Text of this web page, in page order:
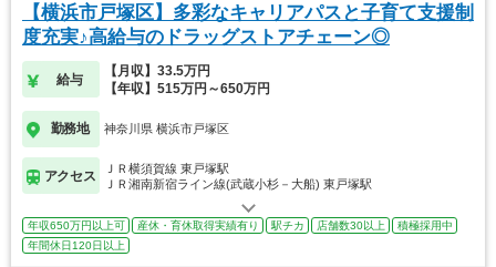
【横浜市戸塚区】多彩なキャリアパスと子育て支援制
度充実♪高給与のドラッグストアチェーン◎
給与
【月収】33.5万円
【年収】515万円～650万円
勤務地 神奈川県 横浜市戸塚区
アクセス
ＪＲ横須賀線 東戸塚駅
ＪＲ湘南新宿ライン線(武蔵小杉－大船) 東戸塚駅
年収650万円以上可 産休・育休取得実績有り 駅チカ 店舗数30以上
積極採用中
年間休日120日以上